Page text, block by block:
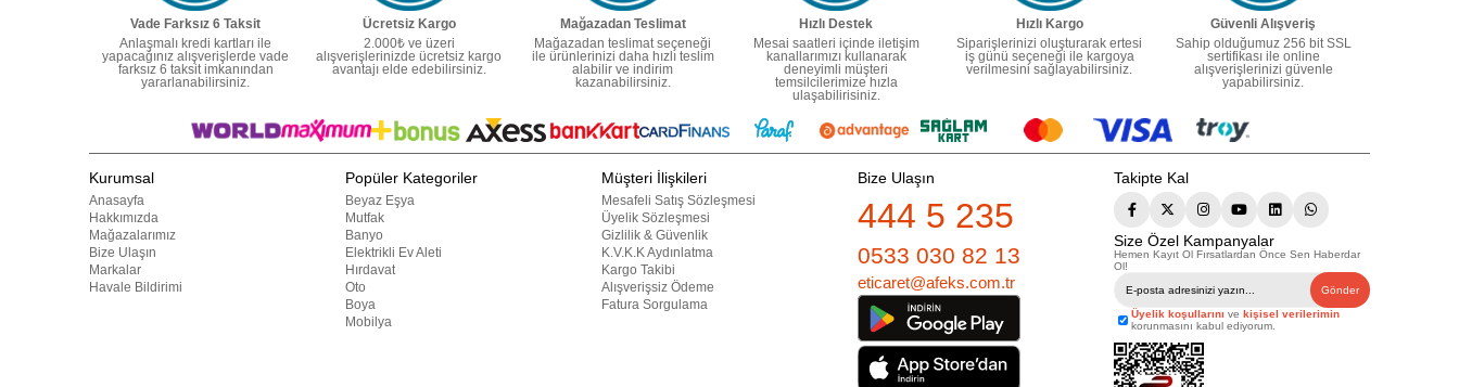
Vade Farksız 6 Taksit
Anlaşmalı kredi kartları ile
yapacağınız alışverişlerde vade
farksız 6 taksit imkanından
yararlanabilirsiniz.
Ücretsiz Kargo
2.000₺ ve üzeri
alışverişlerinizde ücretsiz kargo
avantajı elde edebilirsiniz.
Mağazadan Teslimat
Mağazadan teslimat seçeneği
ile ürünlerinizi daha hızlı teslim
alabilir ve indirim
kazanabilirsiniz.
Hızlı Destek
Mesai saatleri içinde iletişim
kanallarımızı kullanarak
deneyimli müşteri
temsilcilerimize hızla
ulaşabilirisiniz.
Hızlı Kargo
Siparişlerinizi oluşturarak ertesi
iş günü seçeneği ile kargoya
verilmesini sağlayabilirsiniz.
Güvenli Alışveriş
Sahip olduğumuz 256 bit SSL
sertifikası ile online
alışverişlerinizi güvenle
yapabilirsiniz.
Kurumsal
Anasayfa
Hakkımızda
Mağazalarımız
Bize Ulaşın
Markalar
Havale Bildirimi
Popüler Kategoriler
Beyaz Eşya
Mutfak
Banyo
Elektrikli Ev Aleti
Hırdavat
Oto
Boya
Mobilya
Müşteri İlişkileri
Mesafeli Satış Sözleşmesi
Üyelik Sözleşmesi
Gizlilik & Güvenlik
K.V.K.K Aydınlatma
Kargo Takibi
Alışverişsiz Ödeme
Fatura Sorgulama
Bize Ulaşın
444 5 235
0533 030 82 13
eticaret@afeks.com.tr
Takipte Kal
Size Özel Kampanyalar
Hemen Kayıt Ol Fırsatlardan Önce Sen Haberdar
Ol!
Gönder
Üyelik koşullarını ve kişisel verilerimin
korunmasını kabul ediyorum.